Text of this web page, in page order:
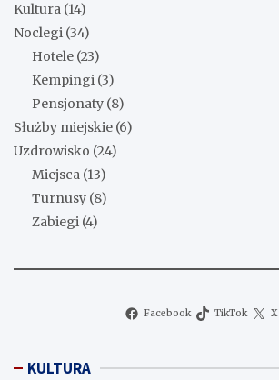
Kultura (14)
Noclegi (34)
Hotele (23)
Kempingi (3)
Pensjonaty (8)
Służby miejskie (6)
Uzdrowisko (24)
Miejsca (13)
Turnusy (8)
Zabiegi (4)
Facebook TikTok X
KULTURA